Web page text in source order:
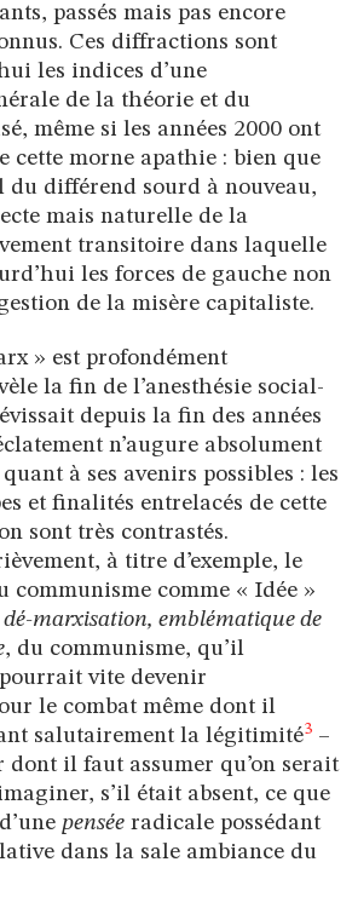
passés mais pas encore
Ces diffractions sont
les indices d’une
de la théorie et du
même si les années 2000 ont
cette morne apathie : bien que
différend sourd à nouveau,
mais naturelle de la
transitoire dans laquelle
les forces de gauche non
de la misère capitaliste.
» est profondément
la fin de l’anesthésie social-
depuis la fin des années
n’augure absolument
à ses avenirs possibles : les
et finalités entrelacés de cette
sont très contrastés.
à titre d’exemple, le
communisme comme « Idée »
dé-marxisation, emblématique de
, du communisme, qu’il
vite devenir
le combat même dont il
salutairement la légitimité3 –
il faut assumer qu’on serait
s’il était absent, ce que
pensée radicale possédant
dans la sale ambiance du